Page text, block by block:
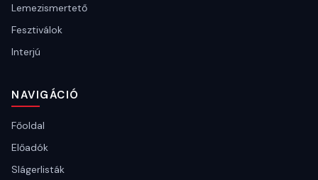
Lemezismertető
Fesztiválok
Interjú
NAVIGÁCIÓ
Főoldal
Előadók
Slágerlisták